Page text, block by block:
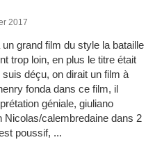
2017
grand film du style la bataille
trop loin, en plus le titre était
déçu, on dirait un film à
fonda dans ce film, il
géniale, giuliano
calembredaine dans 2
poussif, ...